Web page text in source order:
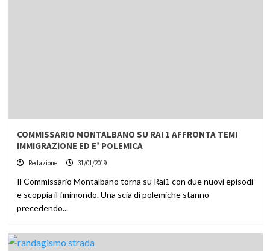
COMMISSARIO MONTALBANO SU RAI 1 AFFRONTA TEMI
IMMIGRAZIONE ED E’ POLEMICA
Redazione 31/01/2019
Il Commissario Montalbano torna su Rai1 con due nuovi episodi
e scoppia il finimondo. Una scia di polemiche stanno
precedendo...